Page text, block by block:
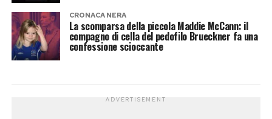
CRONACA NERA
La scomparsa della piccola Maddie McCann: il
compagno di cella del pedofilo Brueckner fa una
confessione scioccante
ADVERTISEMENT